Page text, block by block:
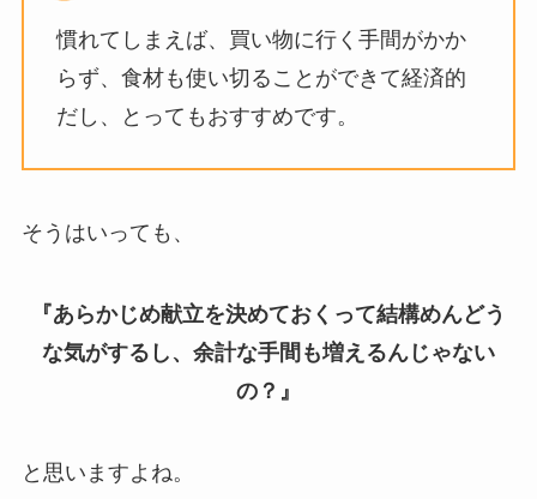
慣れてしまえば、買い物に行く手間がかか
らず、食材も使い切ることができて経済的
だし、とってもおすすめです。
そうはいっても、
『あらかじめ献立を決めておくって結構めんどう
な気がするし、余計な手間も増えるんじゃない
の？』
と思いますよね。